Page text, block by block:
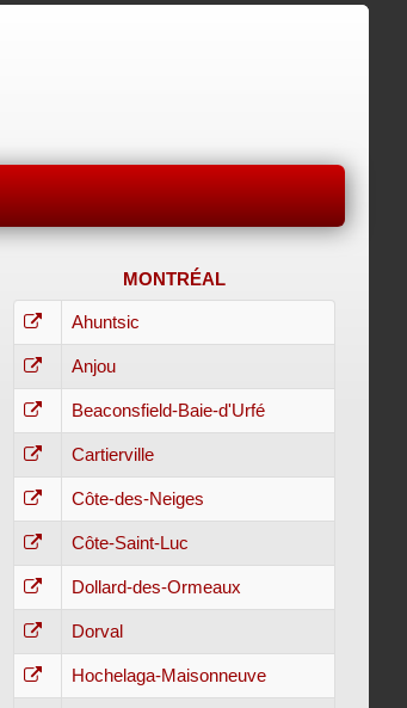
MONTRÉAL
Ahuntsic
Anjou
Beaconsfield-Baie-d'Urfé
Cartierville
Côte-des-Neiges
Côte-Saint-Luc
Dollard-des-Ormeaux
Dorval
Hochelaga-Maisonneuve